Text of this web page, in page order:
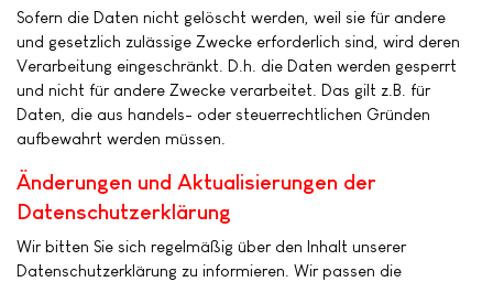
Sofern die Daten nicht gelöscht werden, weil sie für andere
und gesetzlich zulässige Zwecke erforderlich sind, wird deren
Verarbeitung eingeschränkt. D.h. die Daten werden gesperrt
und nicht für andere Zwecke verarbeitet. Das gilt z.B. für
Daten, die aus handels- oder steuerrechtlichen Gründen
aufbewahrt werden müssen.
Änderungen und Aktualisierungen der
Datenschutzerklärung
Wir bitten Sie sich regelmäßig über den Inhalt unserer
Datenschutzerklärung zu informieren. Wir passen die